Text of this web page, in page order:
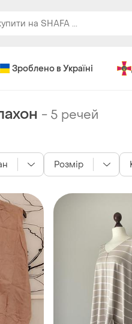
Зроблено в Україні
- 5 речей
Розмір